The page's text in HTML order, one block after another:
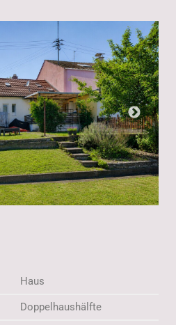
Haus
Doppelhaushälfte